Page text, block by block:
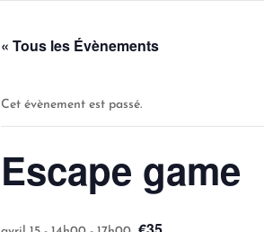
« Tous les Évènements
Cet évènement est passé.
Escape game